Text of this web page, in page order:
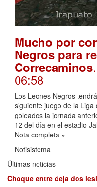
Mucho por
Negros para
Correcaminos
06:58
Los Leones Negros
siguiente juego de la Liga
goleados la jornada
12 del día en el estadio
Nota completa »
Notisistema
Últimas noticias
Choque entre deja dos